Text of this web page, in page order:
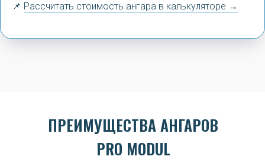
📌 Рассчитать стоимость ангара в калькуляторе →
ПРЕИМУЩЕСТВА АНГАРОВ
PRO MODUL